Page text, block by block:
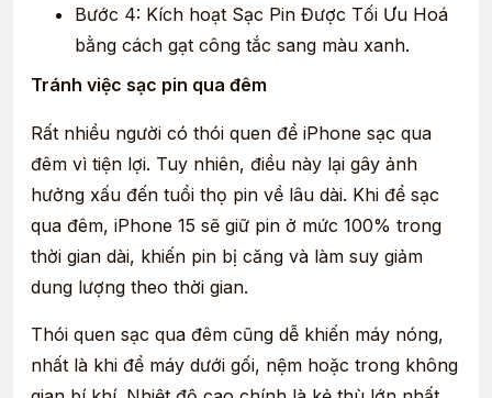
Bước 4: Kích hoạt Sạc Pin Được Tối Ưu Hoá
bằng cách gạt công tắc sang màu xanh.
Tránh việc sạc pin qua đêm
Rất nhiều người có thói quen để iPhone sạc qua
đêm vì tiện lợi. Tuy nhiên, điều này lại gây ảnh
hưởng xấu đến tuổi thọ pin về lâu dài. Khi để sạc
qua đêm, iPhone 15 sẽ giữ pin ở mức 100% trong
thời gian dài, khiến pin bị căng và làm suy giảm
dung lượng theo thời gian.
Thói quen sạc qua đêm cũng dễ khiến máy nóng,
nhất là khi để máy dưới gối, nệm hoặc trong không